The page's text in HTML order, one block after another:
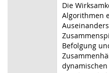
Die
Algorithmen
Befolgung
dynamischen